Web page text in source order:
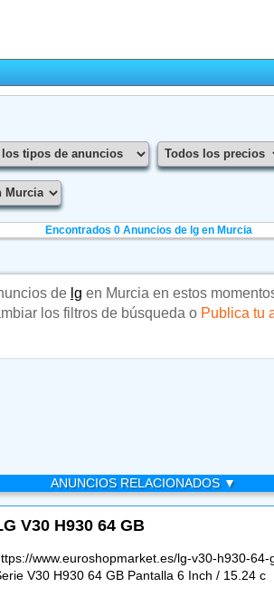
Encontrados 0Anuncios de lg en Murcia
de lg en Murcia en estos
los filtros de búsqueda o Publica tu
ANUNCIOS RELACIONADOS ▼
V30 H930 64 GB
www.euroshopmarket.es/lg-v30-h930-
V30 H930 64 GB Pantalla 6 Inch / 15.24 c